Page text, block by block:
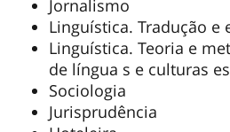
Jornalismo
Linguística. Tradução e
Linguística. Teoria e
de língua s e culturas
Sociologia
Jurisprudência